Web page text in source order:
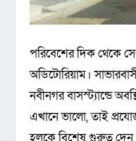
পরিবেশের দিক থেকে
অডিটোরিয়াম।
নবীনগর বাসস্ট্যান্ডে
এখানে ভালো, তাই